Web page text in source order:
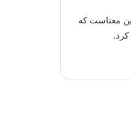
معناست که